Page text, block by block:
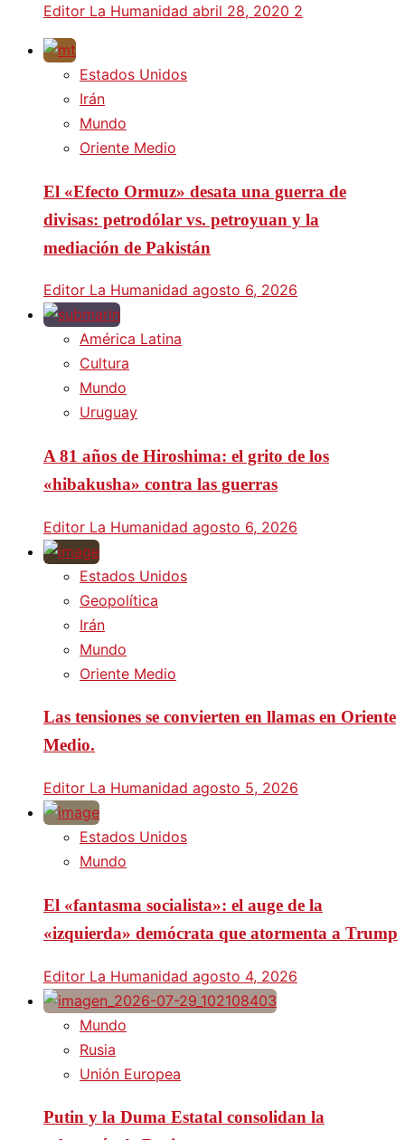
Editor La Humanidad abril 28, 2020 2
Estados Unidos
Irán
Mundo
Oriente Medio
El «Efecto Ormuz» desata una guerra de
divisas: petrodólar vs. petroyuan y la
mediación de Pakistán
Editor La Humanidad agosto 6, 2026
América Latina
Cultura
Mundo
Uruguay
A 81 años de Hiroshima: el grito de los
«hibakusha» contra las guerras
Editor La Humanidad agosto 6, 2026
Estados Unidos
Geopolítica
Irán
Mundo
Oriente Medio
Las tensiones se convierten en llamas en Oriente
Medio.
Editor La Humanidad agosto 5, 2026
Estados Unidos
Mundo
El «fantasma socialista»: el auge de la
«izquierda» demócrata que atormenta a Trump
Editor La Humanidad agosto 4, 2026
Mundo
Rusia
Unión Europea
Putin y la Duma Estatal consolidan la